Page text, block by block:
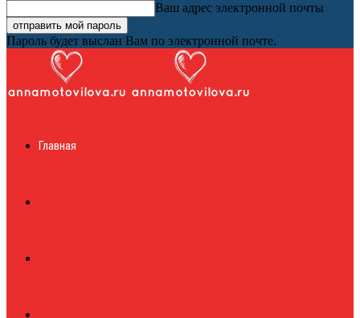
Ваш адрес электронной почты
Пароль будет выслан Вам по электронной почте.
журналГлавная